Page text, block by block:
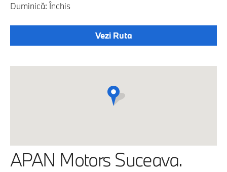
Duminică: Închis
Vezi Ruta
APAN Motors Suceava.